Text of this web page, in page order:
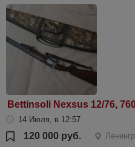
Bettinsoli Nexsus 12/76,
14 Июля, в 12:57
120 000 руб.